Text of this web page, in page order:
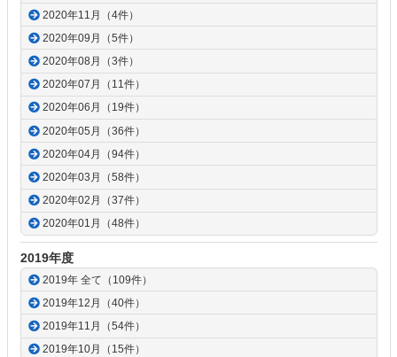
2020年11月（4件）
2020年09月（5件）
2020年08月（3件）
2020年07月（11件）
2020年06月（19件）
2020年05月（36件）
2020年04月（94件）
2020年03月（58件）
2020年02月（37件）
2020年01月（48件）
2019年度
2019年 全て（109件）
2019年12月（40件）
2019年11月（54件）
2019年10月（15件）